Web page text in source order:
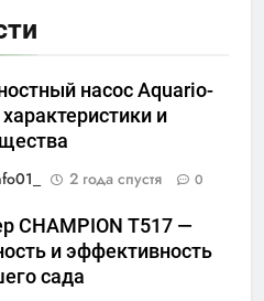
насос Aquario-
и
2 года спустя 0
CHAMPION Т517 —
и эффективность
сада